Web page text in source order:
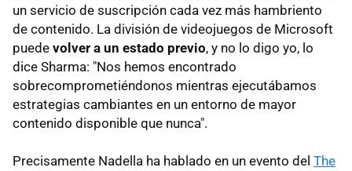
un servicio de suscripción cada vez más hambriento
de contenido. La división de videojuegos de Microsoft
puede volver a un estado previo, y no lo digo yo, lo
dice Sharma: "Nos hemos encontrado
sobrecomprometiéndonos mientras ejecutábamos
estrategias cambiantes en un entorno de mayor
contenido disponible que nunca".
Precisamente Nadella ha hablado en un evento del The